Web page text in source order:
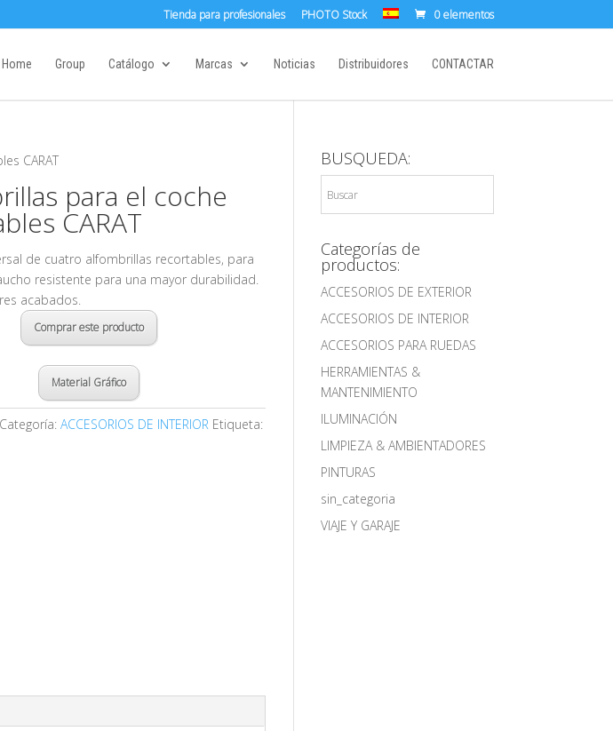
Tienda para profesionales PHOTO Stock 0 elementos
Home Group Catálogo Marcas Noticias Distribuidores CONTACTAR
CARAT
para el coche
CARAT
de cuatro alfombrillas recortables, para
resistente para una mayor durabilidad.
acabados.
Comprar este producto
Material Gráfico
Categoría:ACCESORIOS DE INTERIOR Etiqueta:
BUSQUEDA:
Categorías de
productos:
ACCESORIOS DE EXTERIOR
ACCESORIOS DE INTERIOR
ACCESORIOS PARA RUEDAS
HERRAMIENTAS &
MANTENIMIENTO
ILUMINACIÓN
LIMPIEZA & AMBIENTADORES
PINTURAS
sin_categoria
VIAJE Y GARAJE